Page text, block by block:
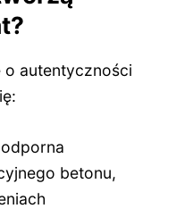
autentyczności
betonu,